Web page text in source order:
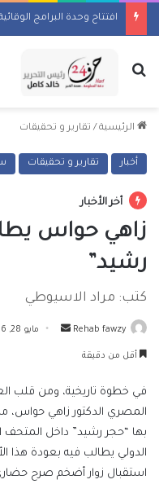
افتتاح وحدة البرامج
بحث عن
الرئيسية / تقارير و تحقيقات
أخبار تقارير و تحقيقات
أخر الأخبار
زاهي حواس
رشيد”
كتب: مراد الاسيوطي
Rehab fawzy
أرسل مايو 28, 2026
أقل من دقيقة
في خطوة تاريخية، ومن قلب
المصري الدكتور زاهي حواس،
بها “حجر رشيد” داخل المتحف
الدولي يطالب فيه بعودة هذا
استقبال زوار أضخم صرح